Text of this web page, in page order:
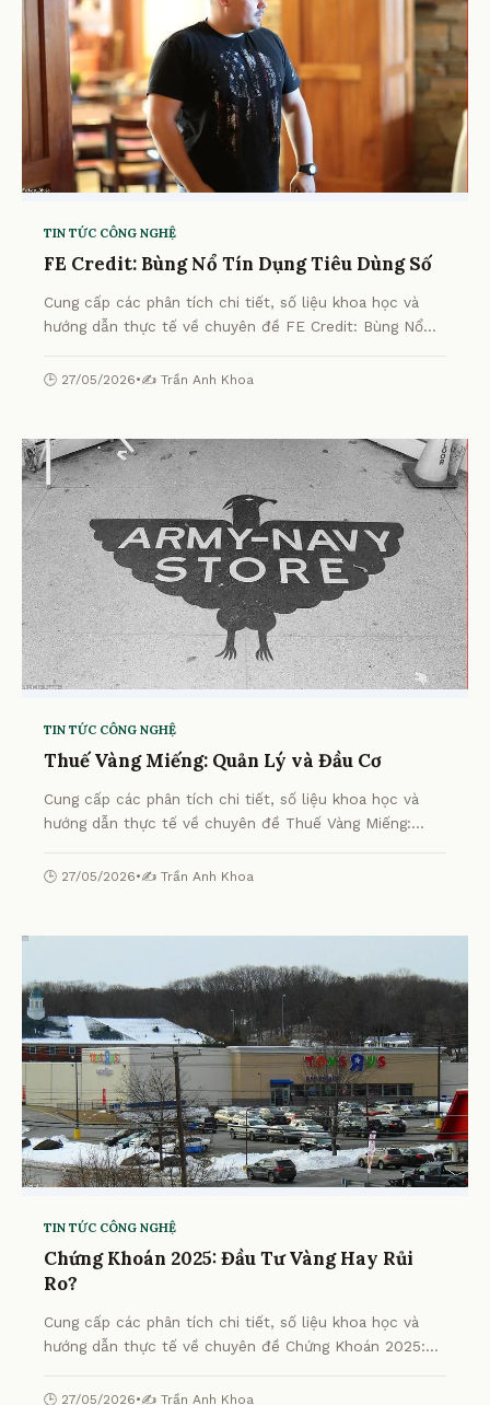
TIN TỨC CÔNG NGHỆ
FE Credit: Bùng Nổ Tín Dụng Tiêu Dùng Số
Cung cấp các phân tích chi tiết, số liệu khoa học và
hướng dẫn thực tế về chuyên đề FE Credit: Bùng Nổ
🕒 27/05/2026•✍️ Trần Anh Khoa
TIN TỨC CÔNG NGHỆ
Thuế Vàng Miếng: Quản Lý và Đầu Cơ
Cung cấp các phân tích chi tiết, số liệu khoa học và
hướng dẫn thực tế về chuyên đề Thuế Vàng Miếng:
🕒 27/05/2026•✍️ Trần Anh Khoa
TIN TỨC CÔNG NGHỆ
Chứng Khoán 2025: Đầu Tư Vàng Hay Rủi
Ro?
Cung cấp các phân tích chi tiết, số liệu khoa học và
hướng dẫn thực tế về chuyên đề Chứng Khoán 2025:
🕒 27/05/2026•✍️ Trần Anh Khoa